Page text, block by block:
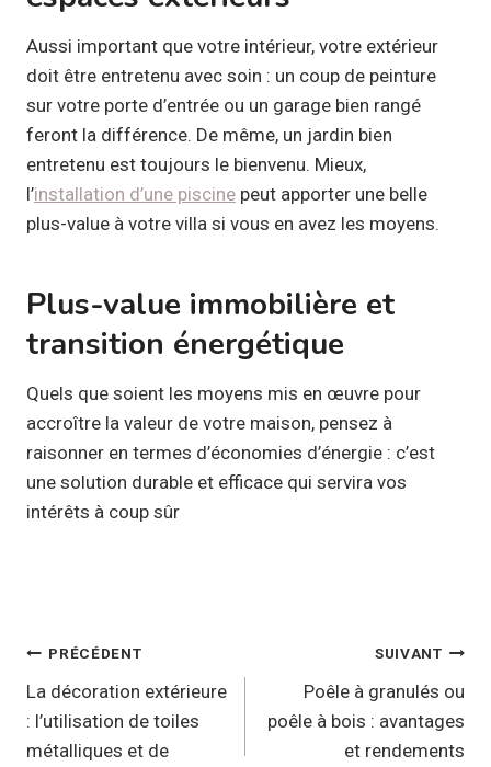
Aussi important que votre intérieur, votre extérieur
doit être entretenu avec soin : un coup de peinture
sur votre porte d’entrée ou un garage bien rangé
feront la différence. De même, un jardin bien
entretenu est toujours le bienvenu. Mieux,
l’installation d’une piscine peut apporter une belle
plus-value à votre villa si vous en avez les moyens.
Plus-value immobilière et
transition énergétique
Quels que soient les moyens mis en œuvre pour
accroître la valeur de votre maison, pensez à
raisonner en termes d’économies d’énergie : c’est
une solution durable et efficace qui servira vos
intérêts à coup sûr
Navigation
de
l’article
PRÉCÉDENT
La décoration extérieure
: l’utilisation de toiles
métalliques et de
SUIVANT
Poêle à granulés ou
poêle à bois : avantages
et rendements